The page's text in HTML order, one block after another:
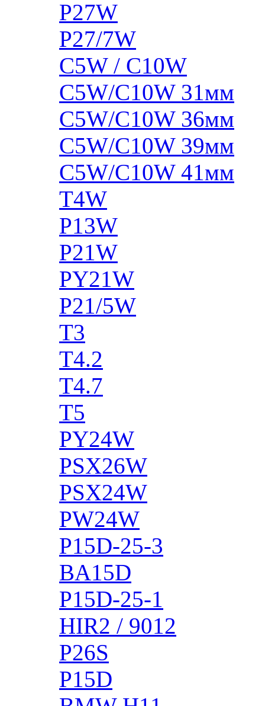
P27W
P27/7W
C5W / C10W
C5W/C10W 31мм
C5W/C10W 36мм
C5W/C10W 39мм
C5W/C10W 41мм
T4W
P13W
P21W
PY21W
P21/5W
T3
T4.2
T4.7
T5
PY24W
PSX26W
PSX24W
PW24W
P15D-25-3
BA15D
P15D-25-1
HIR2 / 9012
P26S
P15D